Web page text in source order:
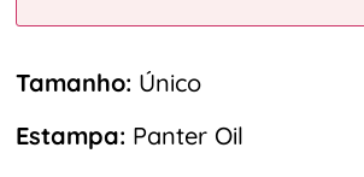
Tamanho: Único
Estampa: Panter Oil